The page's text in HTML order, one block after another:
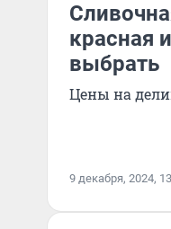
красная
выбрать
Цены на
9 декабря, 2024,